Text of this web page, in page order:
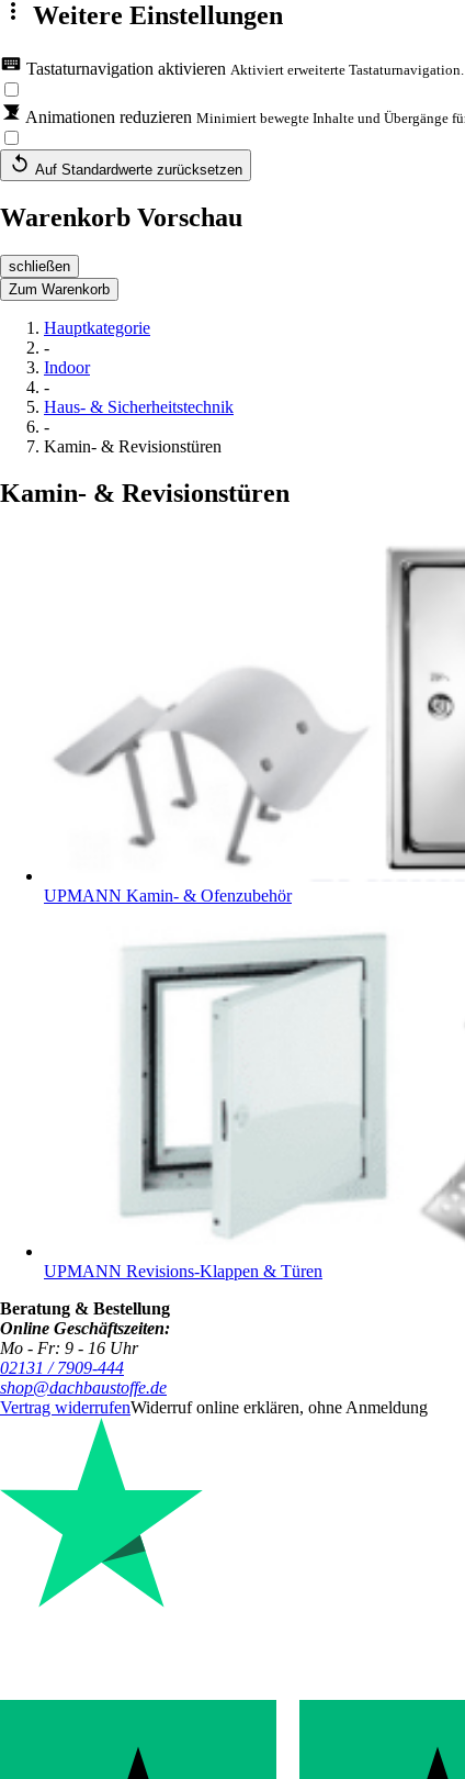
Weitere Einstellungen
Tastaturnavigation aktivieren Aktiviert erweiterte Tastaturnavigation.
Animationen reduzieren Minimiert bewegte Inhalte und Übergänge
Auf Standardwerte zurücksetzen
Warenkorb Vorschau
schließen
Zum Warenkorb
Hauptkategorie
-
Indoor
-
Haus- & Sicherheitstechnik
-
Kamin- & Revisionstüren
Kamin- & Revisionstüren
UPMANN Kamin- & Ofenzubehör
UPMANN Revisions-Klappen & Türen
Beratung & Bestellung
Online Geschäftszeiten:
Mo - Fr: 9 - 16 Uhr
02131 / 7909-444
shop@dachbaustoffe.de
Vertrag widerrufenWiderruf online erklären, ohne Anmeldung